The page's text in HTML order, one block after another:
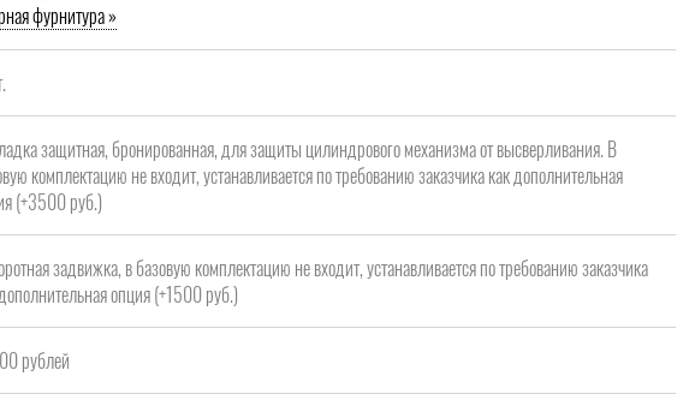
фурнитура »
защитная, бронированная, для защиты цилиндрового механизма от высверливания. В
комплектацию не входит, устанавливается по требованию заказчика как дополнительная
(+3500 руб.)
задвижка, в базовую комплектацию не входит, устанавливается по требованию заказчика
опция (+1500 руб.)
рублей